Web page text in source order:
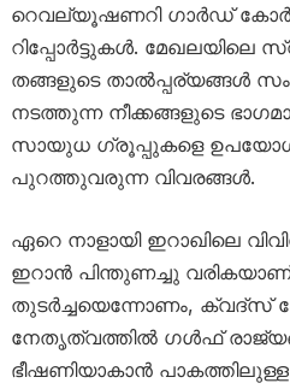
റെവല്യൂഷണറി ഗാർഡ് കോർപ്സ്
റിപ്പോർട്ടുകൾ. മേഖലയിലെ
തങ്ങളുടെ താൽപ്പര്യങ്ങൾ
നടത്തുന്ന നീക്കങ്ങളുടെ
സായുധ ഗ്രൂപ്പുകളെ
പുറത്തുവരുന്ന വിവരങ്ങൾ.
ഏറെ നാളായി ഇറാഖിലെ
ഇറാൻ പിന്തുണച്ചു
തുടർച്ചയെന്നോണം, ക്വദ്‌സ്
നേതൃത്വത്തിൽ ഗൾഫ്
ഭീഷണിയാകാൻ